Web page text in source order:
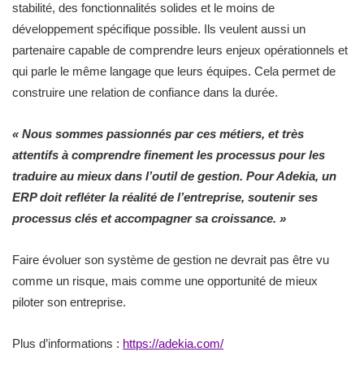
stabilité, des fonctionnalités solides et le moins de
développement spécifique possible. Ils veulent aussi un
partenaire capable de comprendre leurs enjeux opérationnels et
qui parle le même langage que leurs équipes. Cela permet de
construire une relation de confiance dans la durée.
« Nous sommes passionnés par ces métiers, et très
attentifs à comprendre finement les processus pour les
traduire au mieux dans l’outil de gestion. Pour Adekia, un
ERP doit refléter la réalité de l’entreprise, soutenir ses
processus clés et accompagner sa croissance. »
Faire évoluer son système de gestion ne devrait pas être vu
comme un risque, mais comme une opportunité de mieux
piloter son entreprise.
Plus d’informations : https://adekia.com/